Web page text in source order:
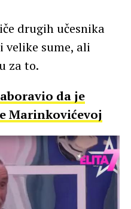
drugih učesnika
sume, ali
za to.
da je
Marinkovićevoj